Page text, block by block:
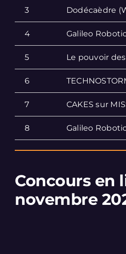
3 Dodécaèdre
4 Galileo
5 Le pouvoir
6
7 CAKES sur
8 Galileo
Concours en
novembre